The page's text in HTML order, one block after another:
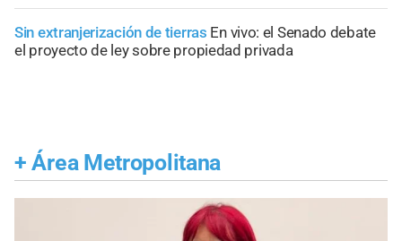
Sin extranjerización de tierras En vivo: el Senado debate
el proyecto de ley sobre propiedad privada
+ Área Metropolitana